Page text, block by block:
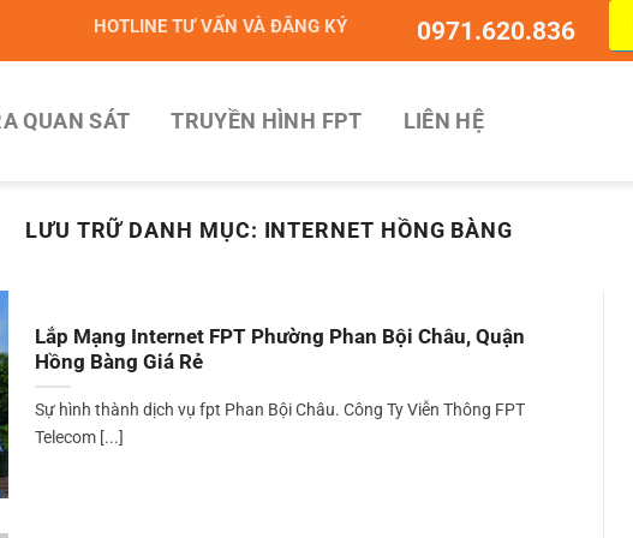
HOTLINE TƯ VẤN VÀ ĐĂNG KÝ 0971.620.836
QUAN SÁT TRUYỀN HÌNH FPT LIÊN HỆ
LƯU TRỮ DANH MỤC: INTERNET HỒNG BÀNG
Lắp Mạng Internet FPT Phường Phan Bội Châu, Quận
Hồng Bàng Giá Rẻ
Sự hình thành dịch vụ fpt Phan Bội Châu. Công Ty Viễn Thông FPT
Telecom [...]